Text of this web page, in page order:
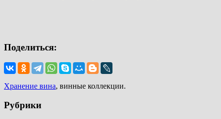
Поделиться:
Хранение вина, винные коллекции.
Рубрики